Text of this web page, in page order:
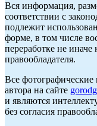
Вся информация,
соответствии с
подлежит
форме, в том числе
переработке не
правообладателя.
Все
автора на сайте
и являются
без согласия